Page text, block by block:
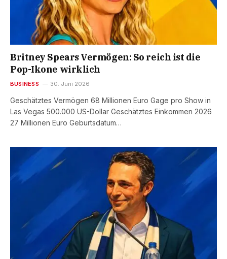
Britney Spears Vermögen: So reich ist die
Pop-Ikone wirklich
BUSINESS 30. Juni 2026
Geschätztes Vermögen 68 Millionen Euro Gage pro Show in
Las Vegas 500.000 US-Dollar Geschätztes Einkommen 2026
27 Millionen Euro Geburtsdatum…